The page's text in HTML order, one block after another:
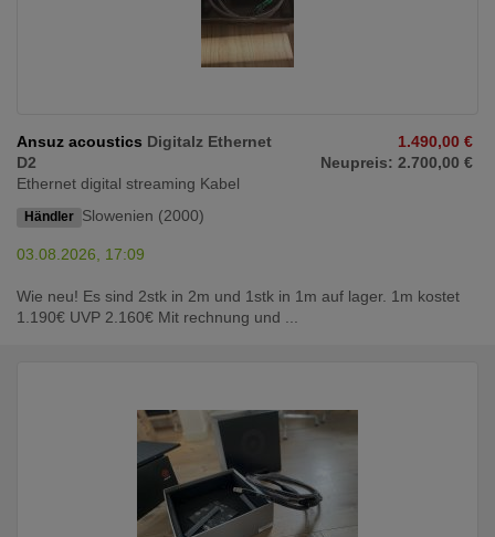
Ansuz acoustics Digitalz Ethernet
D2
Ethernet digital streaming Kabel
Händler Slowenien (2000)
1.490,00 €
Neupreis: 2.700,00 €
03.08.2026, 17:09
Wie neu! Es sind 2stk in 2m und 1stk in 1m auf lager. 1m kostet
1.190€ UVP 2.160€ Mit rechnung und ...